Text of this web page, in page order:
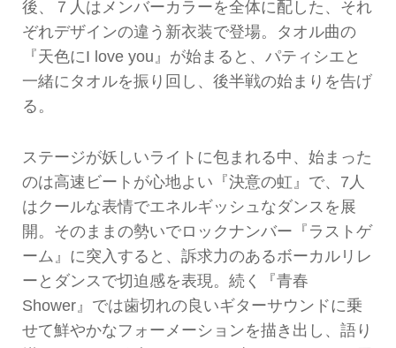
後、７人はメンバーカラーを全体に配した、それ
ぞれデザインの違う新衣装で登場。タオル曲の
『天色にI love you』が始まると、パティシエと
一緒にタオルを振り回し、後半戦の始まりを告げ
る。
ステージが妖しいライトに包まれる中、始まった
のは高速ビートが心地よい『決意の虹』で、7人
はクールな表情でエネルギッシュなダンスを展
開。そのままの勢いでロックナンバー『ラストゲ
ーム』に突入すると、訴求力のあるボーカルリレ
ーとダンスで切迫感を表現。続く『青春
Shower』では歯切れの良いギターサウンドに乗
せて鮮やかなフォーメーションを描き出し、語り